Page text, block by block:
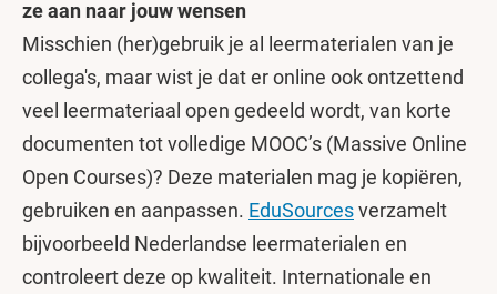
ze aan naar jouw wensen
Misschien (her)gebruik je al leermaterialen van je
collega's, maar wist je dat er online ook ontzettend
veel leermateriaal open gedeeld wordt, van korte
documenten tot volledige MOOC’s (Massive Online
Open Courses)? Deze materialen mag je kopiëren,
gebruiken en aanpassen. EduSourcesverzamelt
bijvoorbeeld Nederlandse leermaterialen en
controleert deze op kwaliteit. Internationale en